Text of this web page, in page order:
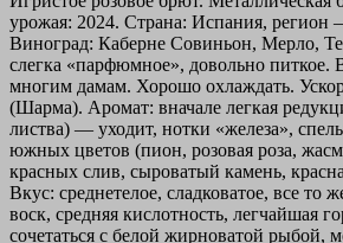
урожая: 2024. Страна: Испания, регион
Виноград: Каберне Совиньон, Мерло,
слегка «парфюмное», довольно питкое.
многим дамам. Хорошо охлаждать.
(Шарма). Аромат: вначале легкая
листва) — уходит, нотки «железа»,
южных цветов (пион, розовая роза,
красных слив, сыроватый камень,
Вкус: среднетелое, сладковатое, все то
воск, средняя кислотность, легчайшая
сочетаться с белой жирноватой рыбой,